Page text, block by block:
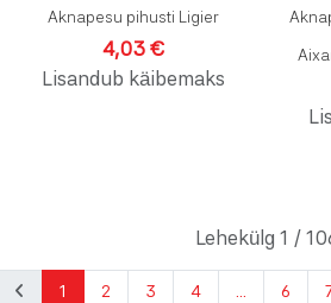
Aknapesu pihusti Ligier
4,03 €
Lisandub käibemaks
Lehekülg 1 /
1 2 3 4 6